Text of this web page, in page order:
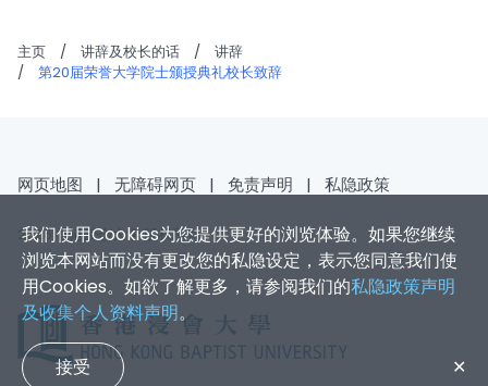
主页 / 讲辞及校长的话 /
讲辞
/
第20届荣誉大学院士颁授典礼校长致辞
我们使用Cookies为您提供更好的浏览体验。如果您继续
浏览本网站而没有更改您的私隐设定，表示您同意我们使
用Cookies。如欲了解更多，请参阅我们的私隐政策声明
及收集个人资料声明。
接受 ✕
网页地图 | 无障碍网页 | 免责声明 | 私隐政策
2026 香港浸会大学 版权所有